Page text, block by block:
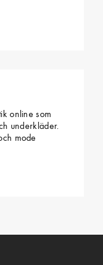
online som
underkläder.
mode